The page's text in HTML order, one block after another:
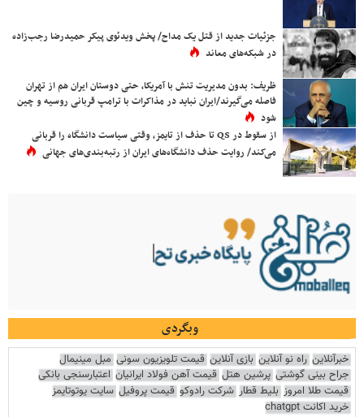
جزئیات جدید از قتل یک مداح/ پخش ویدئوی پیکر حمیدرضا رجب‌زاده
در شبکه‌های معاند
ظریف: بدون مدیریت تنش با آمریکا، حتی دوستان ایران هم از تهران
فاصله می‌گیرند/ایران نباید در مذاکرات با ترامپ قربانی روسیه و چین
شود
از سقوط در QS تا حذف از تایمز، وقتی سیاست دانشگاه را قربانی
می‌کند/ روایت حذف دانشگاه‌های ایران از رتبه‌بندی‌های جهانی
وبگردی
خبرآنلاین راه نو آنلاین بازی آنلاین قیمت تلویزیون سونی مبل مینیمال
جراح بینی گوشتی پرشین هتل قیمت آهن فولاد ایرانیان اعتبارسنجی بانکی
قیمت طلا امروز بلیط قطار شرکت رادوکو قیمت پروفیل سایت یوتوتایمز
خرید اکانت chatgpt